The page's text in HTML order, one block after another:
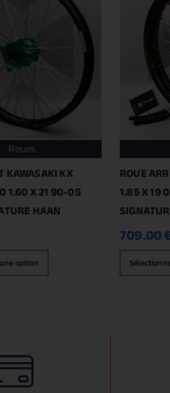
Roues
KAWASAKI KX
X 21 90-05
HAAN
option
ROUE
1.85 X 19
709.00€